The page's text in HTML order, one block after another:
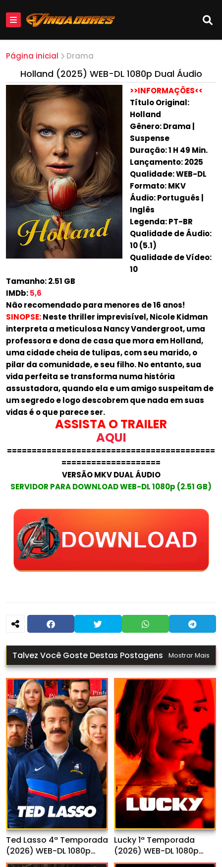
Página inicial Drama
Holland (2025) WEB-DL 1080p Dual Áudio
>>INFORMAÇÕES<<
Título Original:
Holland
Gênero: Drama |
Suspense
Duração: 1 H 49 Min.
Lançamento: 2025
Qualidade: WEB-DL
Formato: MKV
Áudio: Português |
Inglês
Legenda: PT-BR
Qualidade de Áudio:
10 (5.1)
Qualidade de Vídeo:
10
Tamanho: 2.51 GB
IMDb:5,6
Não recomendado para menores de 16 anos!
SINOPSE:Neste thriller imprevisível, Nicole Kidman
interpreta a meticulosa Nancy Vandergroot, uma
professora e dona de casa que mora em Holland,
uma cidade cheia de tulipas, com seu marido, o
pilar da comunidade, e seu filho. No entanto, sua
vida perfeita se transforma numa história
assustadora, quando ela e um amigo suspeitam de
um segredo e logo descobrem que nada em suas
vidas é o que parece ser.
ASSISTA O TRAILER
AQUI
==========================================
====================
VERSÃO MKV DUAL ÁUDIO
SERVIDOR PARA DOWNLOAD WEB-DL 1080p (2.51 GB)
Talvez Você Goste Destas Postagens Mostrar Mais
Ted Lasso 4ª Temporada
(2026) WEB-DL 1080p
Dual Áudio
Lucky 1ª Temporada
(2026) WEB-DL 1080p
Dual Áudio